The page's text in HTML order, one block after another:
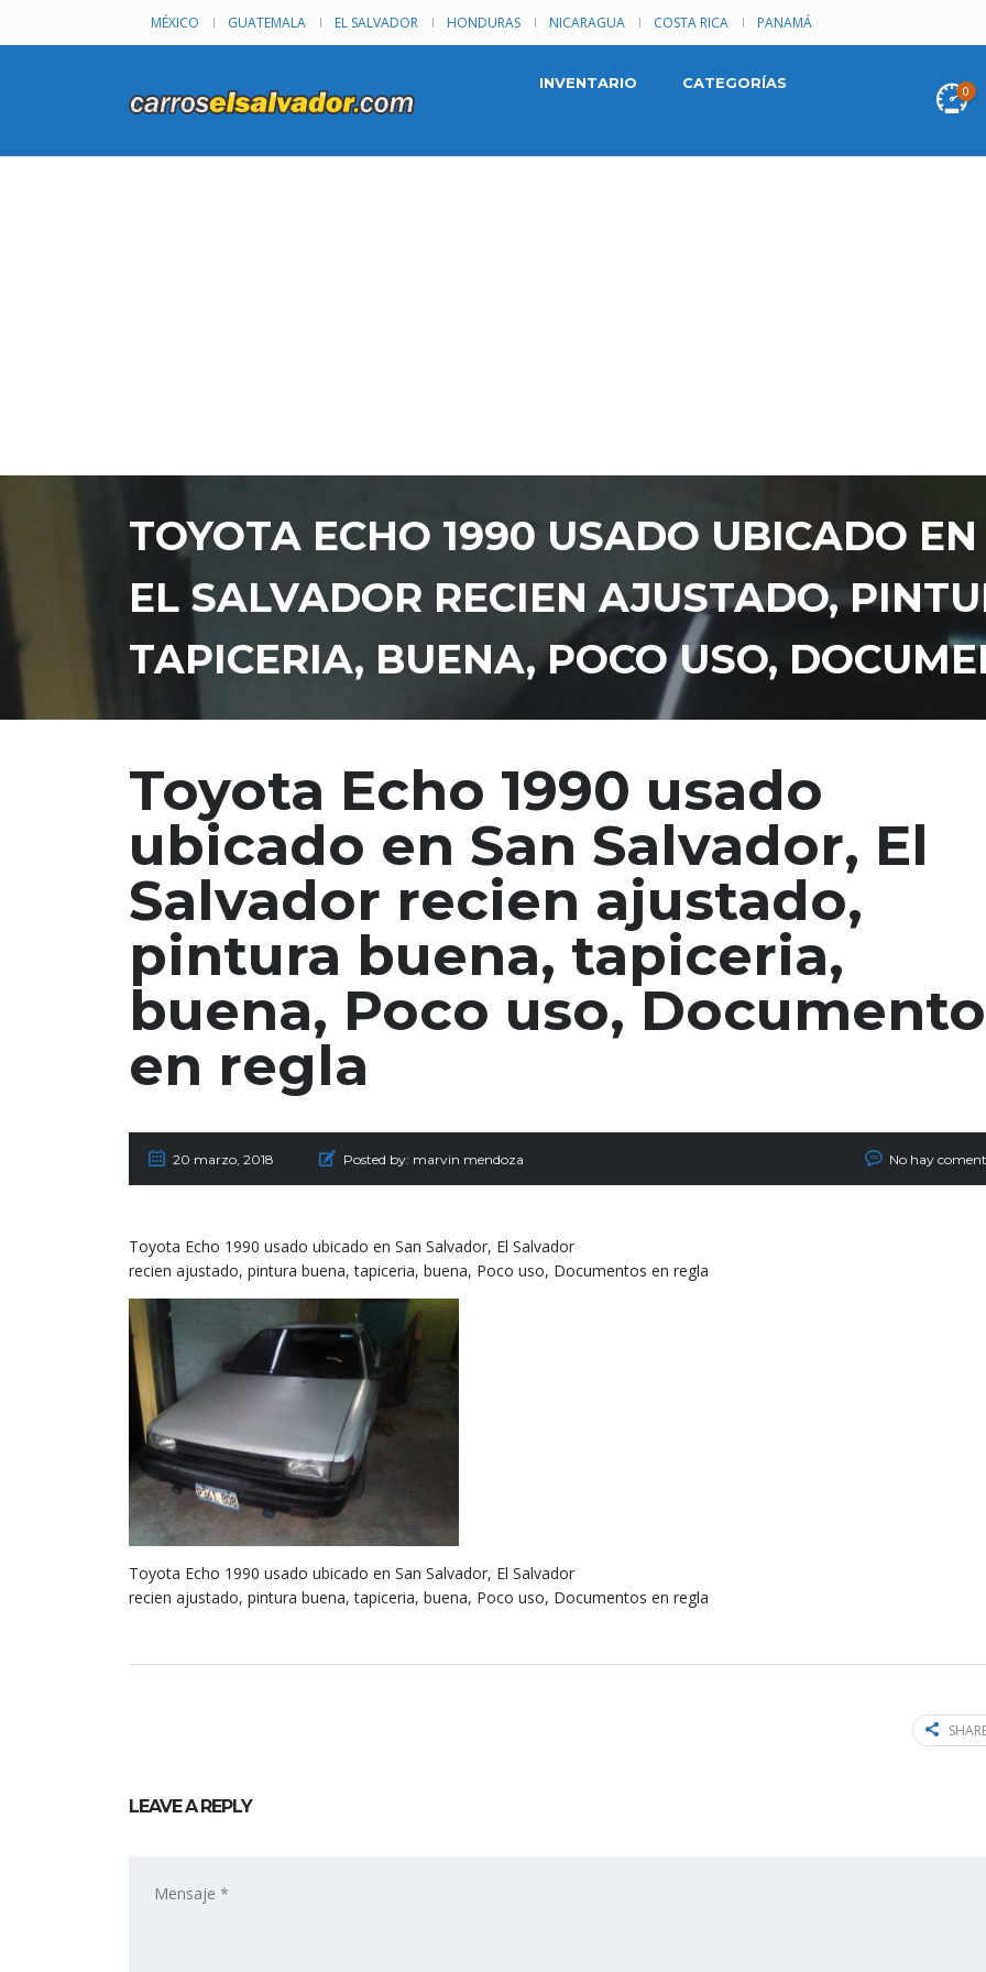
MÉXICO GUATEMALA EL SALVADOR HONDURAS NICARAGUA COSTA RICA PANAMÁ
0
INVENTARIO CATEGORÍAS
TOYOTA ECHO 1990 USADO UBICADO
EL SALVADOR RECIEN AJUSTADO,
TAPICERIA, BUENA, POCO USO,
Toyota Echo 1990 usado
ubicado en San Salvador, El
Salvador recien ajustado,
pintura buena, tapiceria,
buena, Poco uso,
en regla
20 marzo, 2018 Posted by: marvin mendoza No hay
Toyota Echo 1990 usado ubicado en San Salvador, El Salvador
recien ajustado, pintura buena, tapiceria, buena, Poco uso, Documentos en regla
Toyota Echo 1990 usado ubicado en San Salvador, El Salvador
recien ajustado, pintura buena, tapiceria, buena, Poco uso, Documentos en regla
LEAVE A REPLY